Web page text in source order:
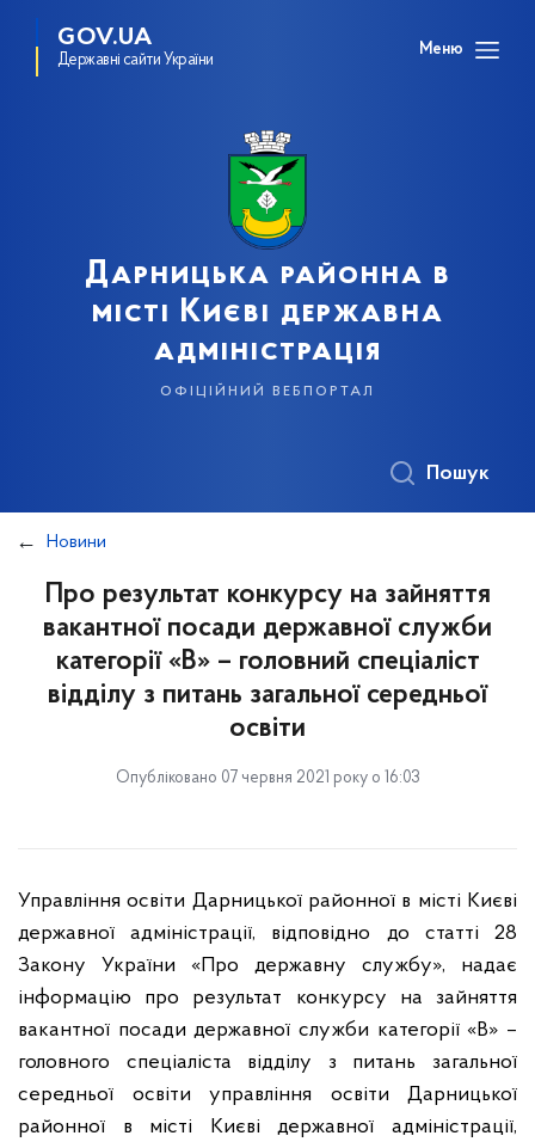
GOV.UA
Державні сайти України
Меню
Дарницька районна в
місті Києві державна
адміністрація
офіційний вебпортал
Пошук
Новини
Про результат конкурсу на зайняття
вакантної посади державної служби
категорії «В» – головний спеціаліст
відділу з питань загальної середньої
освіти
Опубліковано 07 червня 2021 року о 16:03
Управління освіти Дарницької районної в місті Києві
державної адміністрації, відповідно до статті 28
Закону України «Про державну службу», надає
інформацію про результат конкурсу на зайняття
вакантної посади державної служби категорії «В» –
головного спеціаліста відділу з питань загальної
середньої освіти управління освіти Дарницької
районної в місті Києві державної адміністрації,